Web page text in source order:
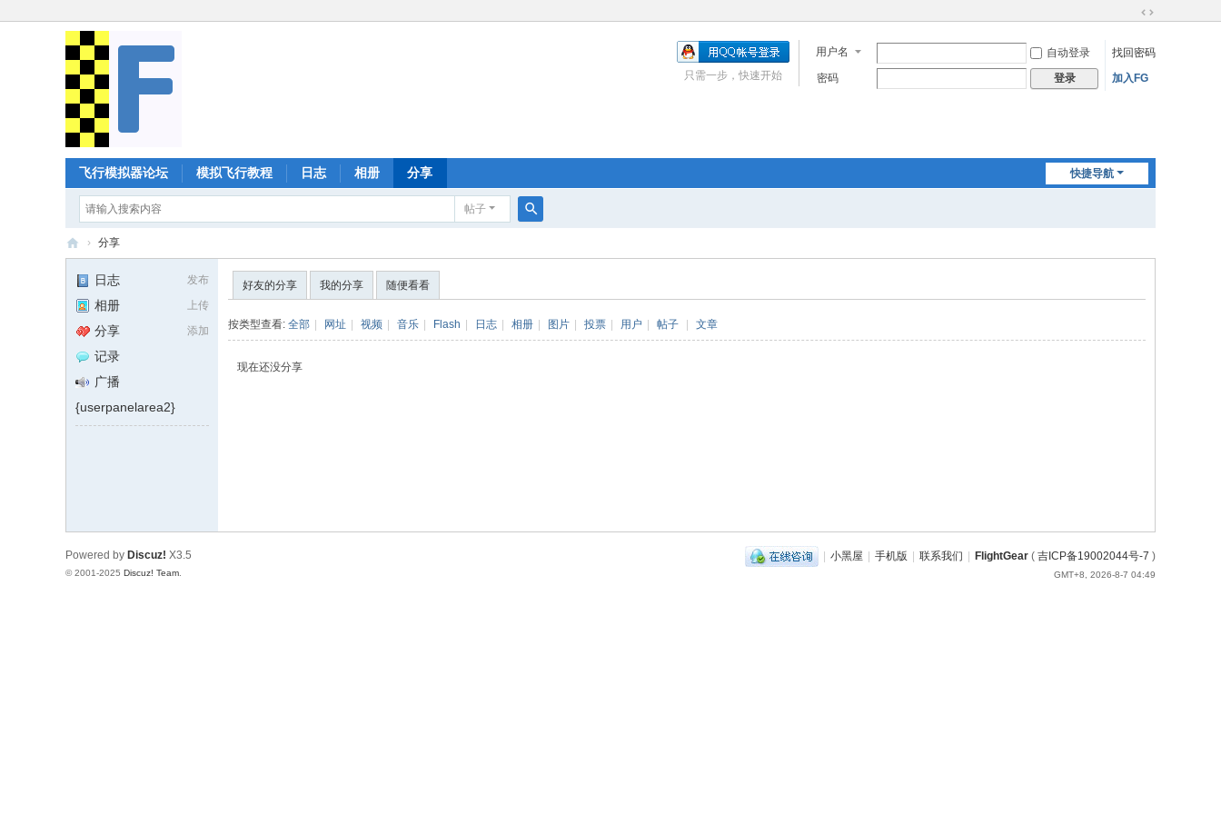
换
到
宽
用户名 自动登录
找回密码
密码
登录 加入FG
只需一步，快速开始
快捷导航
飞行模拟器论坛 模拟飞行教程 日志 相册 分享
帖子
索
飞
器
› 分享
发布
日志
上传
相册
添加
分享
记录
广播
{userpanelarea2}
好友的分享 我的分享 随便看看
按类型查看: 全部 网址 视频 音乐 Flash 日志 相册 图片 投票 用户 帖子 文章
现在还没分享
| 小黑屋 | 手机版 | 联系我们 | FlightGear ( 吉ICP备19002044号-7 )
GMT+8, 2026-8-7 04:49
Powered by Discuz! X3.5
© 2001-2025 Discuz! Team